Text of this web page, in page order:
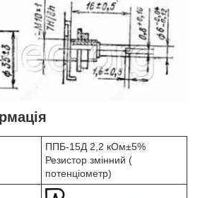
ППБ-15Д 2,2 кОм±5%
Резистор змінний (
потенціометр)